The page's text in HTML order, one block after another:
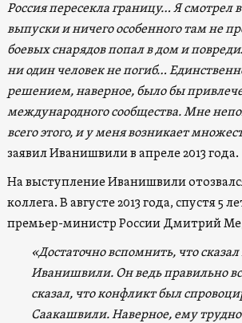
Россия пересекла границу… Я смотрел
выпуски и ничего особенного там не
боевых снарядов попал в дом и
ни один человек не погиб…
решением, наверное, было бы
международного сообщества. Мне
всего этого, и у меня возникает
заявил Иванишвили в апреле 2013 года.
На выступление Иванишвили
коллега. В августе 2013 года, спустя 5
премьер-министр России Дмитрий
«Достаточно вспомнить, что
Иванишвили. Он ведь правильно
сказал, что конфликт был
Саакашвили. Наверное, ему трудно